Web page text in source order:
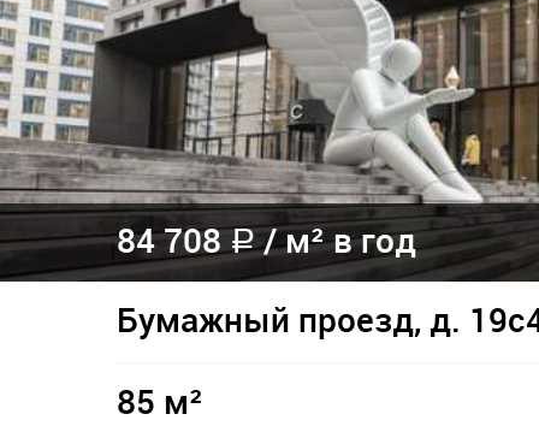
84 708a /м² в год
Бумажный проезд, д.
85 м²